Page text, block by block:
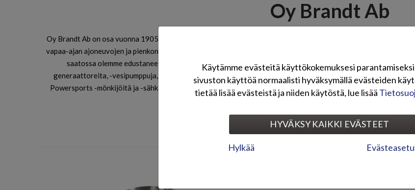
Oy Brandt Ab
Oy Brandt Ab on osa vuonna 1905 perustettua Otto Brandt -konsernia. Olemme maahantuontiin ja vientiin
vapaa-ajan ajoneuvojen ja pienkoneiden markkinassa. Päämarkkinamme ovat Pohjoismaissa, Baltiassa ja Keski-
saatossa olemme edustaneet useita maailman tunnetuimpia ajoneuvobrändejä. Tuomme maahan mm.
generaattoreita, -vesipumppuja, -lumilinkoja, -mönkijöitä ja -paikallismoottoreita, Torqeedo-
Powersports -mönkijöitä ja -sähköpotkulautoja, Coopop-sähköskoottereita sekä Zero-sähkömoottoripyöriä.
Terhi-, Faster- ja TG-veneitä.
Katso edustamamme tuotemerkit
Käytämme evästeitä käyttökokemuksesi
sivuston käyttöä normaalisti hyväksymällä evästeiden
tietää lisää evästeistä ja niiden käytöstä, lue lisää
HYVÄKSY KAIKKI EVÄSTEET
Hylkää